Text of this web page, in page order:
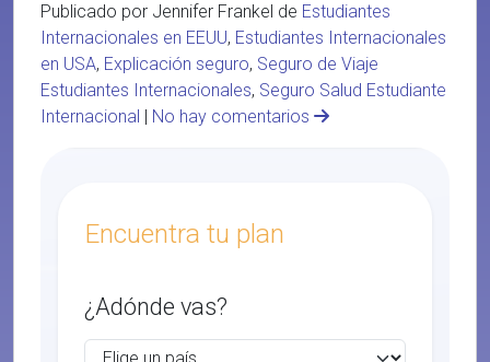
Publicado por Jennifer Frankel de Estudiantes
Internacionales en EEUU, Estudiantes Internacionales
en USA, Explicación seguro, Seguro de Viaje
Estudiantes Internacionales, Seguro Salud Estudiante
Internacional | No hay comentarios
Encuentra tu plan
¿Adónde vas?